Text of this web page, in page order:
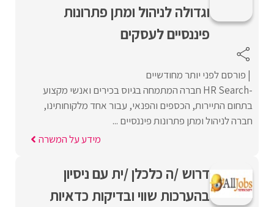
וגדולה לניהול ומתן פתרונות
פיננסיים לעסקים
פורסם לפני יותר מחודשיים
-HR Search חברה המתמחה בגיוס בכירים ואנשי מקצוע
בתחום התיירות, הכספים והפנאי, עבור אחד מלקוחותינו,
חברה לניהול ומתן פתרונות פיננסיים ...
מידע על המשרה
דרוש /ה כלכלן /ית עם ניסיון
בהערכות שווי ובדיקות כדאיות